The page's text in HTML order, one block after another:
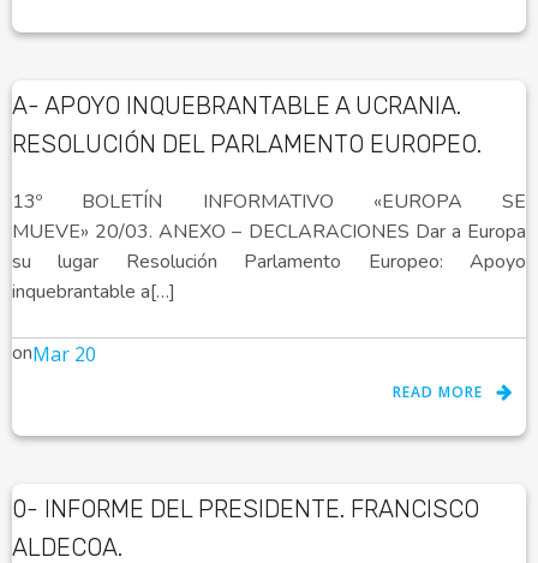
A- APOYO INQUEBRANTABLE A UCRANIA.
RESOLUCIÓN DEL PARLAMENTO EUROPEO.
13º BOLETÍN INFORMATIVO «EUROPA SE
MUEVE» 20/03. ANEXO – DECLARACIONES Dar a Europa
su lugar Resolución Parlamento Europeo: Apoyo
inquebrantable a[…]
onMar 20
READ MORE
0- INFORME DEL PRESIDENTE. FRANCISCO
ALDECOA.